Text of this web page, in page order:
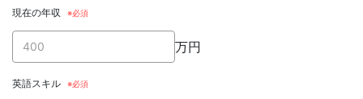
現在の年収
万円
英語スキル